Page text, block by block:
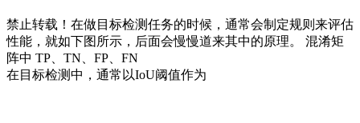
禁止转载！在做目标检测任务的时候，通常会制定规则来评估
性能，就如下图所示，后面会慢慢道来其中的原理。 混淆矩
阵中 TP、TN、FP、FN
在目标检测中，通常以IoU阈值作为